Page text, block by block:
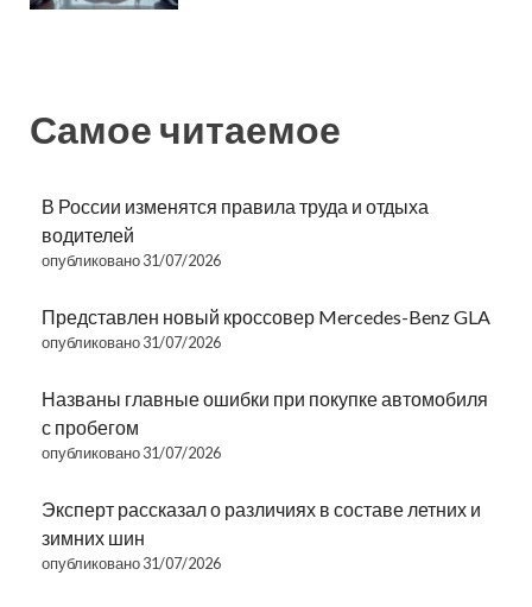
Самое читаемое
В России изменятся правила труда и отдыха
водителей
опубликовано 31/07/2026
Представлен новый кроссовер Mercedes-Benz GLA
опубликовано 31/07/2026
Названы главные ошибки при покупке автомобиля
с пробегом
опубликовано 31/07/2026
Эксперт рассказал о различиях в составе летних и
зимних шин
опубликовано 31/07/2026